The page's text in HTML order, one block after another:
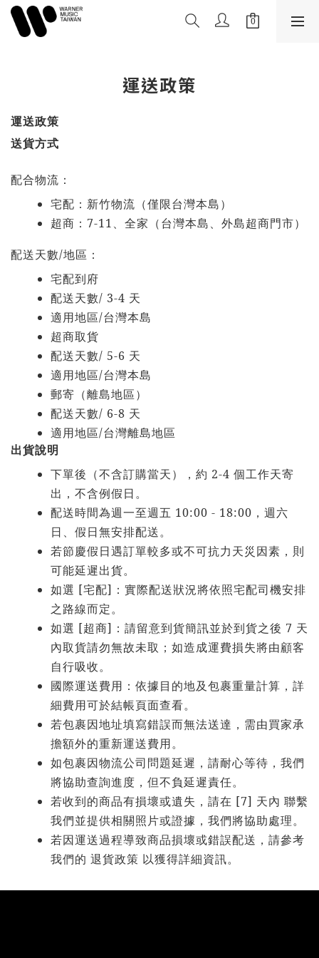
運送政策
運送政策
送貨方式
配合物流：
宅配：新竹物流（僅限台灣本島）
超商： 7-11 、全家（台灣本島、外島超商門市）
配送天數/地區：
宅配到府
配送天數/ 3-4 天
適用地區/台灣本島
超商取貨
配送天數/ 5-6 天
適用地區/台灣本島
郵寄（離島地區）
配送天數/ 6-8 天
適用地區/台灣離島地區
出貨說明
下單後（不含訂購當天），約 2-4 個工作天寄
出，不含例假日。
配送時間為週一至週五 10:00 - 18:00 ，週六
日、假日無安排配送。
若節慶假日遇訂單較多或不可抗力天災因素，則
可能延遲出貨。
如選 [宅配] ：實際配送狀況將依照宅配司機安排
之路線而定。
如選 [超商] ：請留意到貨簡訊並於到貨之後 7 天
內取貨請勿無故未取；如造成運費損失將由顧客
自行吸收。
國際運送費用：依據目的地及包裹重量計算，詳
細費用可於結帳頁面查看。
若包裹因地址填寫錯誤而無法送達，需由買家承
擔額外的重新運送費用。
如包裹因物流公司問題延遲，請耐心等待，我們
將協助查詢進度，但不負延遲責任。
若收到的商品有損壞或遺失，請在 [7] 天內 聯繫
我們並提供相關照片或證據，我們將協助處理。
若因運送過程導致商品損壞或錯誤配送，請參考
我們的 退貨政策 以獲得詳細資訊。